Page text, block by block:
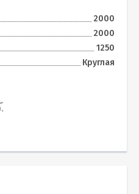
2000
2000
1250
Круглая